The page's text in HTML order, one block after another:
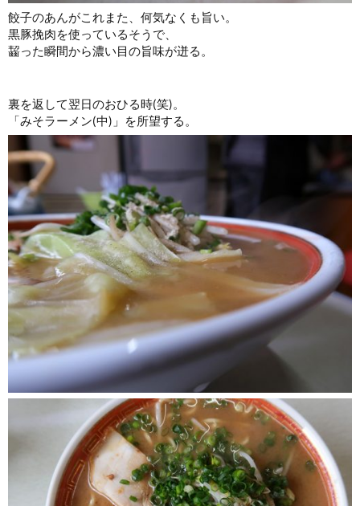
餃子のあんがこれまた、何気なくも旨い。
黒豚挽肉を使っているそうで、
齧った瞬間から濃い目の旨味が迸る。
裏を返して翌日のおひる時(笑)。
「みそラーメン(中)」を所望する。